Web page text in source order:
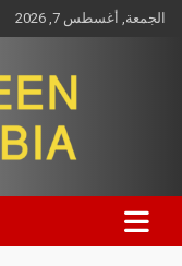
الجمعة, أغسطس 7, 2026
Arabia